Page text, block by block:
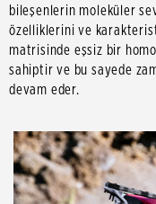
bileşenlerin moleküler
özelliklerini ve
matrisinde eşsiz bir
sahiptir ve bu sayede
devam eder.